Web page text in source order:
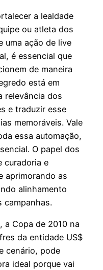
a lealdade
ou atleta dos
uma ação de live
é essencial que
de maneira
está em
relevância dos
e traduzir esse
memoráveis. Vale
essa automação,
O papel dos
curadoria e
aprimorando as
alinhamento
campanhas.
a Copa de 2010 na
da entidade US$
cenário, pode
ideal porque vai